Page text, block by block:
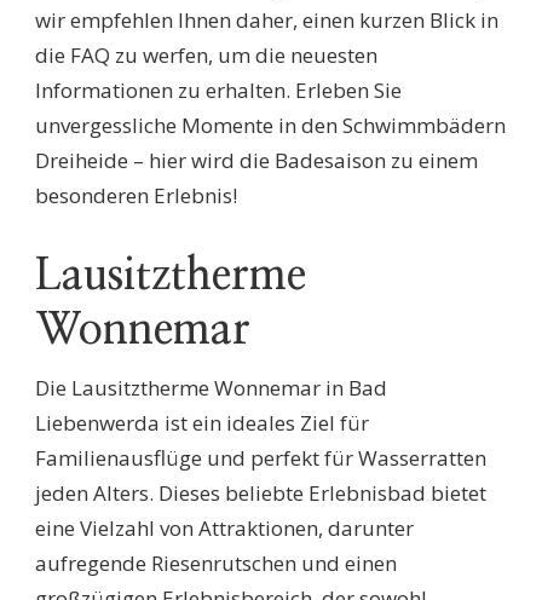
wir empfehlen Ihnen daher, einen kurzen Blick in
die FAQ zu werfen, um die neuesten
Informationen zu erhalten. Erleben Sie
unvergessliche Momente in den Schwimmbädern
Dreiheide – hier wird die Badesaison zu einem
besonderen Erlebnis!
Lausitztherme
Wonnemar
Die Lausitztherme Wonnemar in Bad
Liebenwerda ist ein ideales Ziel für
Familienausflüge und perfekt für Wasserratten
jeden Alters. Dieses beliebte Erlebnisbad bietet
eine Vielzahl von Attraktionen, darunter
aufregende Riesenrutschen und einen